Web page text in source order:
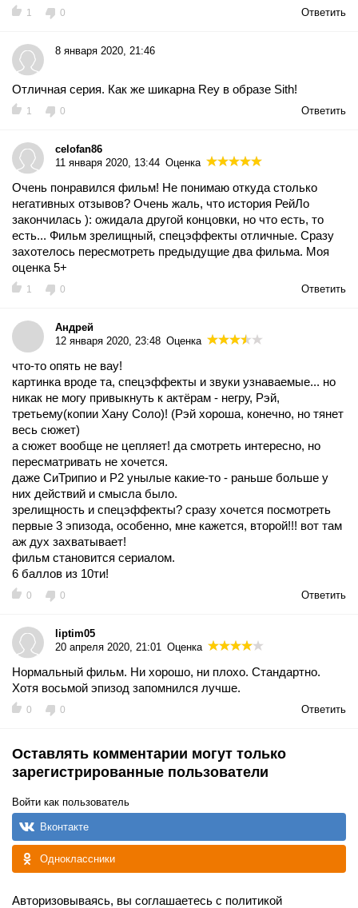
1 0 Ответить
8 января 2020, 21:46
Отличная серия. Как же шикарна Rey в образе Sith!
1 0 Ответить
celofan86
11 января 2020, 13:44 Оценка
Очень понравился фильм! Не понимаю откуда столько
негативных отзывов? Очень жаль, что история РейЛо
закончилась ): ожидала другой концовки, но что есть, то
есть... Фильм зрелищный, спецэффекты отличные. Сразу
захотелось пересмотреть предыдущие два фильма. Моя
оценка 5+
1 0 Ответить
Андрей
12 января 2020, 23:48 Оценка
что-то опять не вау!
картинка вроде та, спецэффекты и звуки узнаваемые... но
никак не могу привыкнуть к актёрам - негру, Рэй,
третьему(копии Хану Соло)! (Рэй хороша, конечно, но тянет
весь сюжет)
а сюжет вообще не цепляет! да смотреть интересно, но
пересматривать не хочется.
даже СиТрипио и Р2 унылые какие-то - раньше больше у
них действий и смысла было.
зрелищность и спецэффекты? сразу хочется посмотреть
первые 3 эпизода, особенно, мне кажется, второй!!! вот там
аж дух захватывает!
фильм становится сериалом.
6 баллов из 10ти!
0 0 Ответить
liptim05
20 апреля 2020, 21:01 Оценка
Нормальный фильм. Ни хорошо, ни плохо. Стандартно.
Хотя восьмой эпизод запомнился лучше.
0 0 Ответить
Оставлять комментарии могут только
зарегистрированные пользователи
Войти как пользователь
Вконтакте
Одноклассники
Авторизовываясь, вы соглашаетесь с политикой